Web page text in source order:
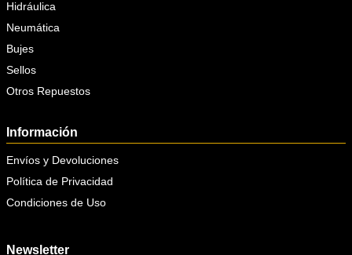
Hidráulica
Neumática
Bujes
Sellos
Otros Repuestos
Información
Envíos y Devoluciones
Política de Privacidad
Condiciones de Uso
Newsletter